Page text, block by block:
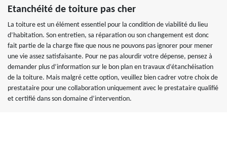
Etanchéité de toiture pas cher
La toiture est un élément essentiel pour la condition de viabilité du lieu
d’habitation. Son entretien, sa réparation ou son changement est donc
fait partie de la charge fixe que nous ne pouvons pas ignorer pour mener
une vie assez satisfaisante. Pour ne pas alourdir votre dépense, pensez à
demander plus d’information sur le bon plan en travaux d’étanchéisation
de la toiture. Mais malgré cette option, veuillez bien cadrer votre choix de
prestataire pour une collaboration uniquement avec le prestataire qualifié
et certifié dans son domaine d’intervention.